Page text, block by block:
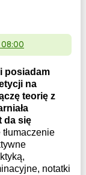
posiadam
na
teorię z
da się
notatki